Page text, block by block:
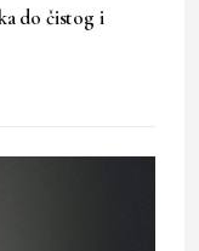
do čistog i